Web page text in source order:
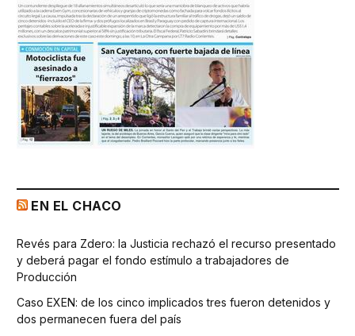
EN EL CHACO
Revés para Zdero: la Justicia rechazó el recurso presentado
y deberá pagar el fondo estímulo a trabajadores de
Producción
Caso EXEN: de los cinco implicados tres fueron detenidos y
dos permanecen fuera del país